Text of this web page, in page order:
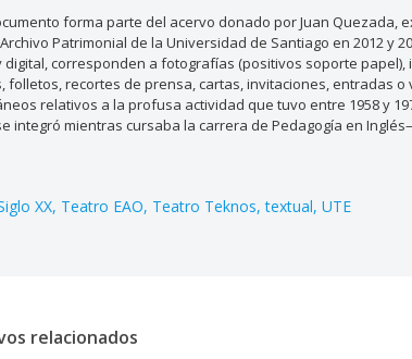
forma parte del acervo donado por Juan Quezada,
Archivo Patrimonial de la Universidad de Santiago en 2012 y
digital, corresponden a fotografías (positivos soporte papel),
folletos, recortes de prensa, cartas, invitaciones, entradas
relativos a la profusa actividad que tuvo entre 1958 y
integró mientras cursaba la carrera de Pedagogía en
XX Teatro EAO Teatro Teknos textual UTE
relacionados